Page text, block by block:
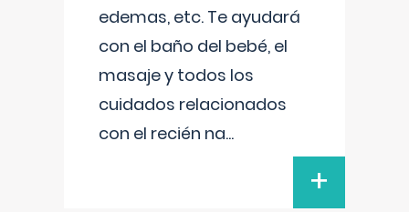
edemas, etc. Te ayudará
con el baño del bebé, el
masaje y todos los
cuidados relacionados
con el recién na...
+